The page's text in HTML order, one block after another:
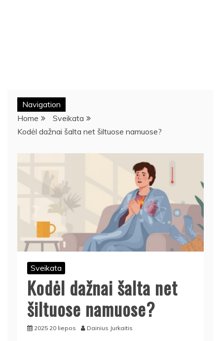
Navigation
Home
Sveikata
Kodėl dažnai šalta net šiltuose namuose?
Sveikata
Kodėl dažnai šalta net
šiltuose namuose?
2025 20 liepos Dainius Jurkaitis